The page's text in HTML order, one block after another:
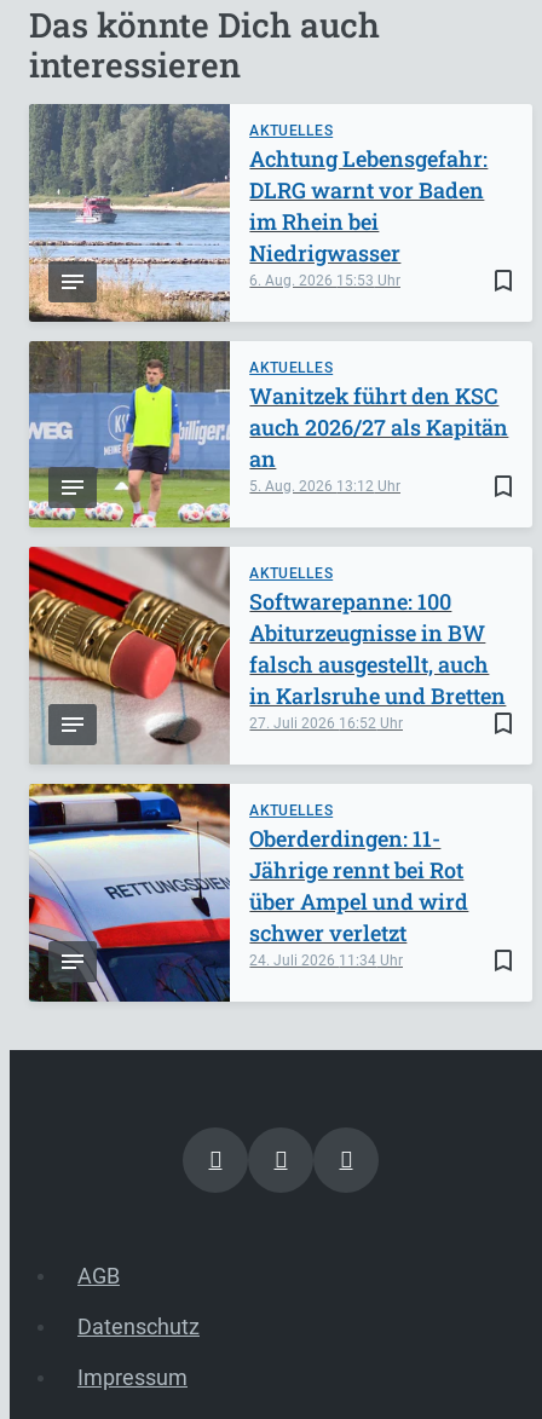
Das könnte Dich auch
interessieren
AKTUELLES
bookmark_border
6. Aug. 2026 15:53
Achtung Lebensgefahr:
DLRG warnt vor Baden
im Rhein bei
Niedrigwasser
AKTUELLES
bookmark_border
5. Aug. 2026 13:12
Wanitzek führt den KSC
auch 2026/27 als Kapitän
an
AKTUELLES
bookmark_border
27. Juli 2026 16:52
Softwarepanne: 100
Abiturzeugnisse in BW
falsch ausgestellt, auch
in Karlsruhe und Bretten
AKTUELLES
bookmark_border
24. Juli 2026 11:34
Oberderdingen: 11-
Jährige rennt bei Rot
über Ampel und wird
schwer verletzt
AGB
Datenschutz
Impressum